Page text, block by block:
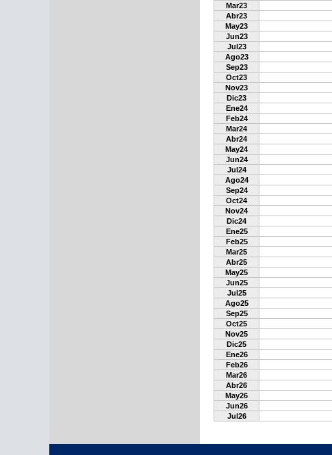
Mar23
Abr23
May23
Jun23
Jul23
Ago23
Sep23
Oct23
Nov23
Dic23
Ene24
Feb24
Mar24
Abr24
May24
Jun24
Jul24
Ago24
Sep24
Oct24
Nov24
Dic24
Ene25
Feb25
Mar25
Abr25
May25
Jun25
Jul25
Ago25
Sep25
Oct25
Nov25
Dic25
Ene26
Feb26
Mar26
Abr26
May26
Jun26
Jul26